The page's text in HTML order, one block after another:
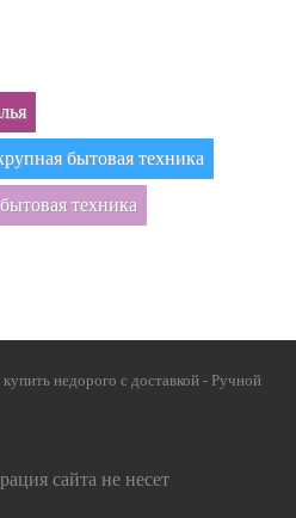
бытовая техника
техника
недорого с доставкой - Ручной
сайта не несет